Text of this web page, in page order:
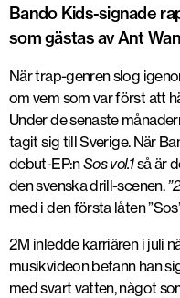
Bando Kids-signade
som gästas av Ant
När trap-genren slog
om vem som var först att
Under de senaste
tagit sig till Sverige. När
debut-EP:nSos vol.1så är
den svenska drill-scenen.
med i den första låten
2M inledde karriären i juli
musikvideon befann han
med svart vatten, något